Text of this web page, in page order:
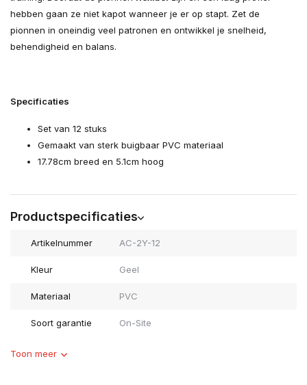
hebben gaan ze niet kapot wanneer je er op stapt. Zet de
pionnen in oneindig veel patronen en ontwikkel je snelheid,
behendigheid en balans.
Specificaties
Set van 12 stuks
Gemaakt van sterk buigbaar PVC materiaal
17.78cm breed en 5.1cm hoog
Productspecificaties
Artikelnummer AC-2Y-12
Kleur Geel
Materiaal PVC
Soort garantie On-Site
Toon meer